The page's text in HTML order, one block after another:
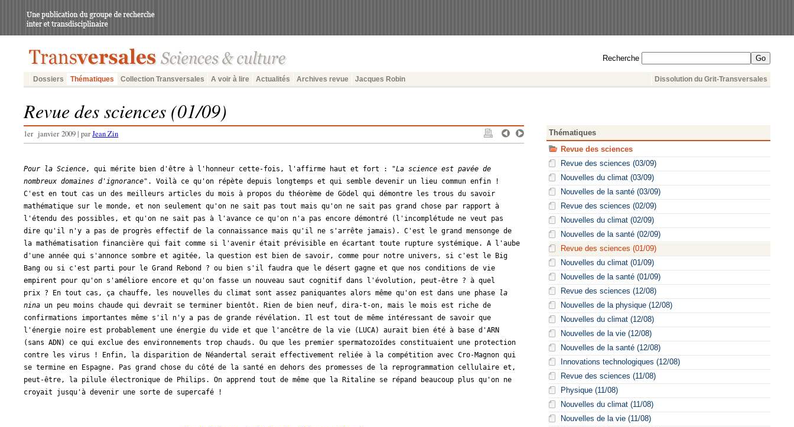
Recherche
Dissolution du Grit-Transversales
Dossiers Thématiques Collection Transversales A voir à lire Actualités Archives revue Jacques Robin
Revue des sciences (01/09)
1er janvier 2009 | parJean Zin
Pour la Science , qui mérite bien d'être à l'honneur cette-fois, l'affirme haut et fort : "La science est pavée de
nombreux domaines d'ignorance". Voilà ce qu'on répète depuis longtemps et qui semble devenir un lieu commun enfin !
C'est en tout cas un des meilleurs articles du mois à propos du théorème de Gödel qui démontre les trous du savoir
mathématique sur le monde, et non seulement qu'on ne sait pas tout mais qu'on ne sait pas grand chose par rapport à
l'étendu des possibles, et qu'on ne sait pas à l'avance ce qu'on n'a pas encore démontré (l'incomplétude ne veut pas
dire qu'il n'y a pas de progrès effectif de la connaissance mais qu'il ne s'arrête jamais). C'est le grand mensonge de
la mathématisation financière qui fait comme si l'avenir était prévisible en écartant toute rupture systémique. A l'aube
d'une année qui s'annonce sombre et agitée, la question est bien de savoir, comme pour notre univers, si c'est le Big
Bang ou si c'est parti pour le Grand Rebond ? ou bien s'il faudra que le désert gagne et que nos conditions de vie
empirent pour qu'on s'améliore encore et qu'on fasse un nouveau saut cognitif dans l'évolution, peut-être ? à quel
prix ? En tout cas, ça chauffe, les nouvelles du climat sont assez paniquantes alors même qu'on est dans une phase la
nina un peu moins chaude qui devrait se terminer bientôt. Rien de bien neuf, dira-t-on, mais le mois est riche de
confirmations importantes même s'il n'y a pas de grande révélation. Il est tout de même intéressant de savoir que
l'énergie noire est probablement une énergie du vide et que l'ancêtre de la vie (LUCA) aurait bien été à base d'ARN
(sans ADN) ce qui exclue des environnements trop chauds. Ou que les premier spermatozoïdes constituaient une protection
contre les virus ! Enfin, la disparition de Néandertal serait effectivement reliée à la compétition avec Cro-Magnon qui
se termine en Espagne. Pas grand chose du côté de la santé en dehors des promesses de la reprogrammation cellulaire et,
peut-être, la pilule électronique de Philips. On apprend tout de même que la Ritaline se répand beaucoup plus qu'on ne
croyait jusqu'à devenir une sorte de supercafé !
Thématiques
Revue des sciences
Revue des sciences (03/09)
Nouvelles du climat (03/09)
Nouvelles de la santé (03/09)
Revue des sciences (02/09)
Nouvelles du climat (02/09)
Nouvelles de la santé (02/09)
Revue des sciences (01/09)
Nouvelles du climat (01/09)
Nouvelles de la santé (01/09)
Revue des sciences (12/08)
Nouvelles de la physique (12/08)
Nouvelles du climat (12/08)
Nouvelles de la vie (12/08)
Nouvelles de la santé (12/08)
Innovations technologiques (12/08)
Revue des sciences (11/08)
Physique (11/08)
Nouvelles du climat (11/08)
Nouvelles de la vie (11/08)